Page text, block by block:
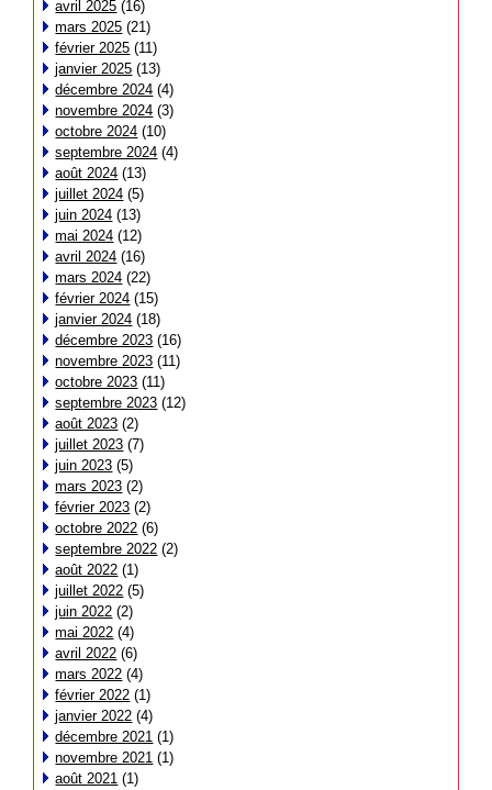
avril 2025 (16)
mars 2025 (21)
février 2025 (11)
janvier 2025 (13)
décembre 2024 (4)
novembre 2024 (3)
octobre 2024 (10)
septembre 2024 (4)
août 2024 (13)
juillet 2024 (5)
juin 2024 (13)
mai 2024 (12)
avril 2024 (16)
mars 2024 (22)
février 2024 (15)
janvier 2024 (18)
décembre 2023 (16)
novembre 2023 (11)
octobre 2023 (11)
septembre 2023 (12)
août 2023 (2)
juillet 2023 (7)
juin 2023 (5)
mars 2023 (2)
février 2023 (2)
octobre 2022 (6)
septembre 2022 (2)
août 2022 (1)
juillet 2022 (5)
juin 2022 (2)
mai 2022 (4)
avril 2022 (6)
mars 2022 (4)
février 2022 (1)
janvier 2022 (4)
décembre 2021 (1)
novembre 2021 (1)
août 2021 (1)